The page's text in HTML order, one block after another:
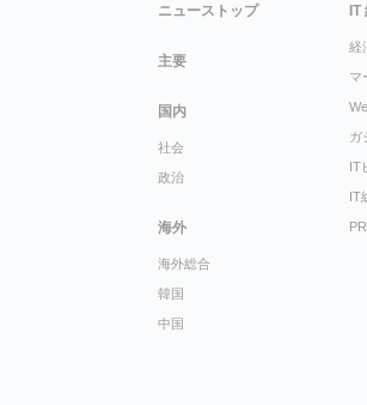
ニューストップ
主要
国内
社会
政治
海外
海外総合
韓国
中国
IT
経
マ
ガ
IT
IT
PR